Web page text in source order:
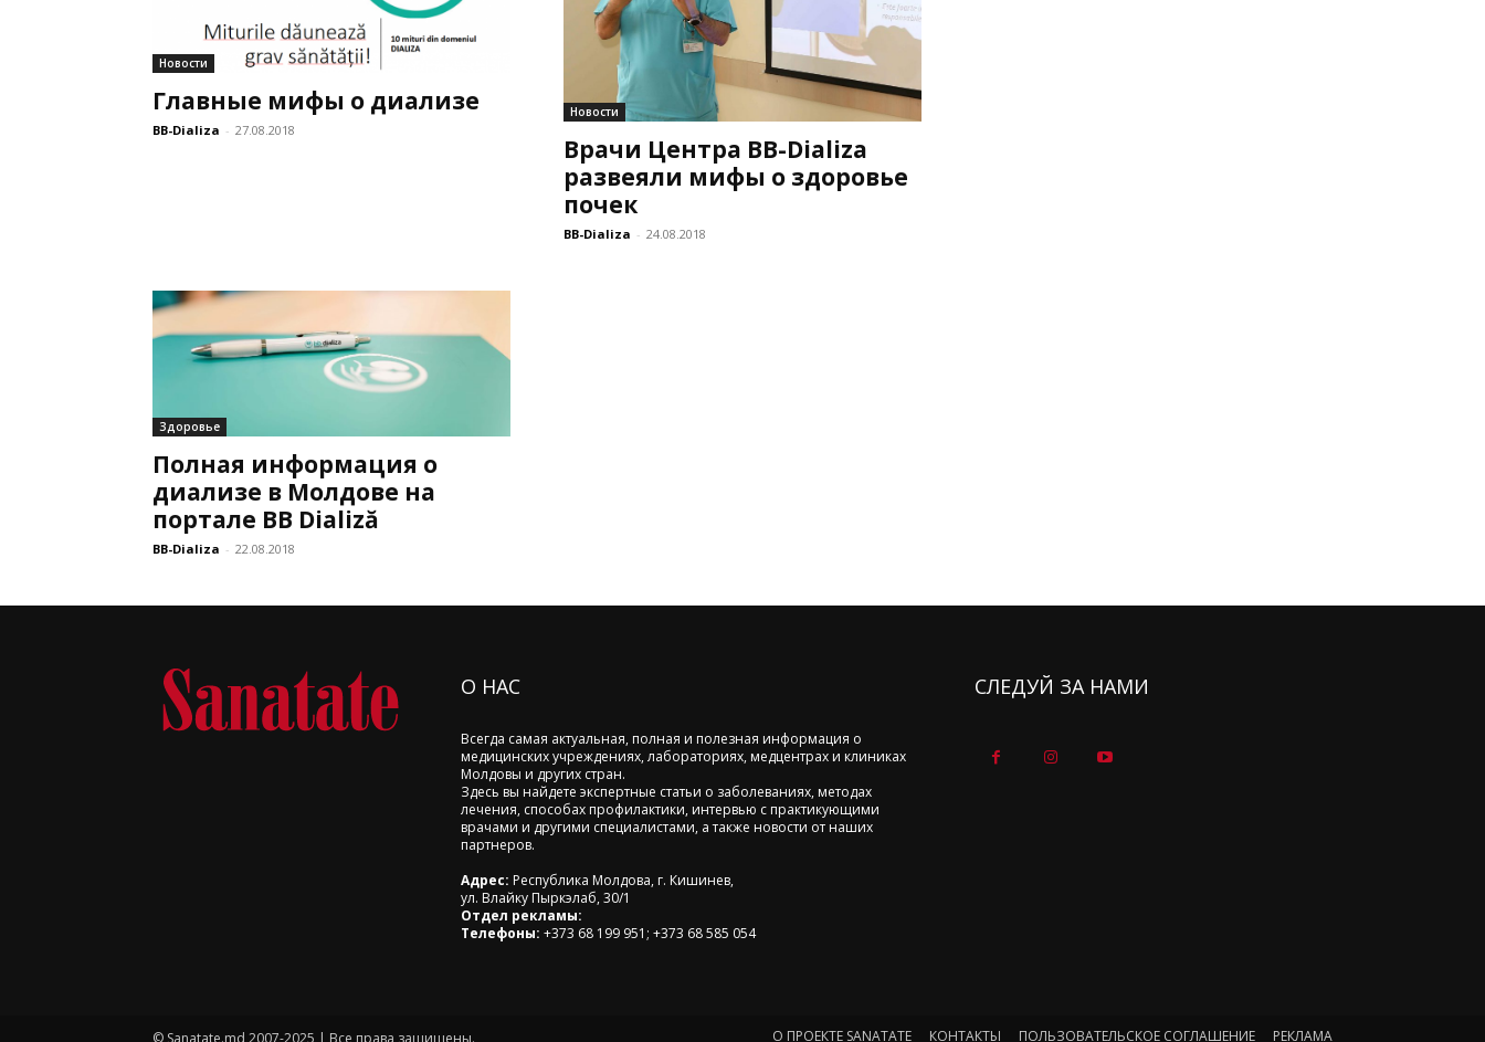
Новости
Главные мифы о диализе
BB-Dializa - 27.08.2018
Новости
Врачи Центра BB-Dializа
развеяли мифы о здоровье
почек
BB-Dializa - 24.08.2018
Здоровье
Полная информация о
диализе в Молдове на
портале BB Dializă
BB-Dializa - 22.08.2018
О НАС
Всегда самая актуальная, полная и полезная информация о
медицинских учреждениях, лабораториях, медцентрах и клиниках
Молдовы и других стран.
Здесь вы найдете экспертные статьи о заболеваниях, методах
лечения, способах профилактики, интервью с практикующими
врачами и другими специалистами, а также новости от наших
партнеров.
Адрес: Республика Молдова, г. Кишинев,
ул. Влайку Пыркэлаб, 30/1
Отдел рекламы:
Телефоны: +373 68 199 951; +373 68 585 054
СЛЕДУЙ ЗА НАМИ
О ПРОЕКТЕ SANATATE КОНТАКТЫ ПОЛЬЗОВАТЕЛЬСКОЕ СОГЛАШЕНИЕ РЕКЛАМА